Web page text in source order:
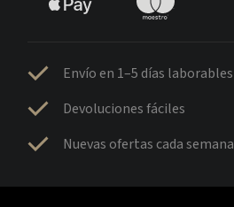
Envío en 1–5 días laborables
Devoluciones fáciles
Nuevas ofertas cada semana